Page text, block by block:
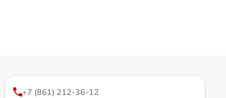
+7 (861) 212-36-12